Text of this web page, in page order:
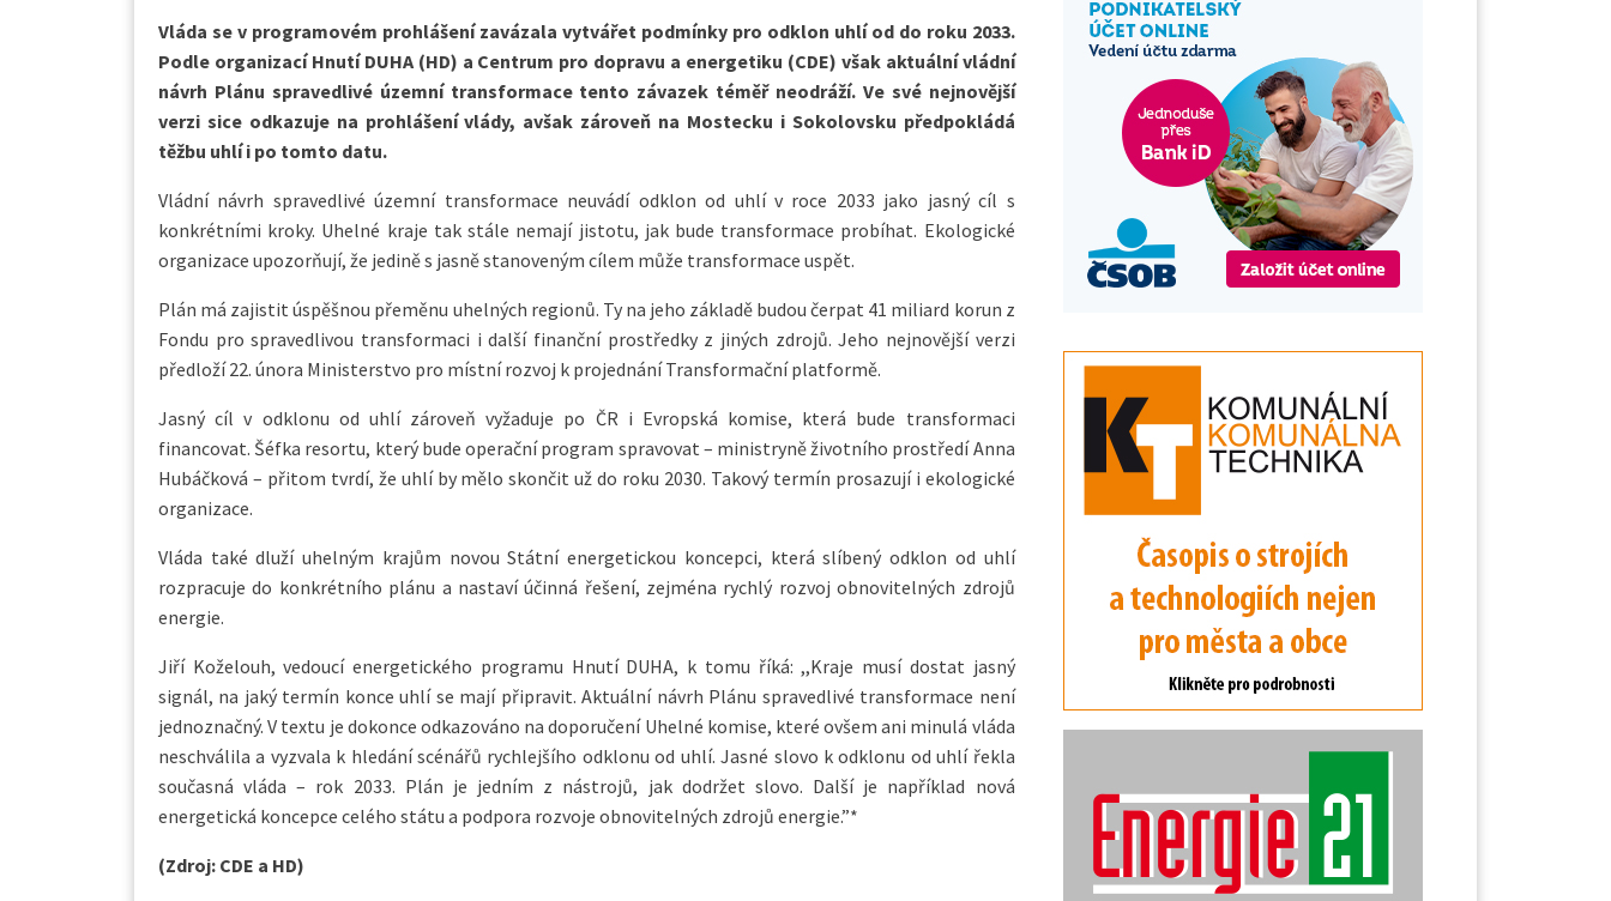
Vláda se v programovém prohlášení zavázala vytvářet podmínky pro odklon uhlí od do roku 2033.
Podle organizací Hnutí DUHA (HD) a Centrum pro dopravu a energetiku (CDE) však aktuální vládní
návrh Plánu spravedlivé územní transformace tento závazek téměř neodráží. Ve své nejnovější
verzi sice odkazuje na prohlášení vlády, avšak zároveň na Mostecku i Sokolovsku předpokládá
těžbu uhlí i po tomto datu.
Vládní návrh spravedlivé územní transformace neuvádí odklon od uhlí v roce 2033 jako jasný cíl s
konkrétními kroky. Uhelné kraje tak stále nemají jistotu, jak bude transformace probíhat. Ekologické
organizace upozorňují, že jedině s jasně stanoveným cílem může transformace uspět.
Plán má zajistit úspěšnou přeměnu uhelných regionů. Ty na jeho základě budou čerpat 41 miliard korun z
Fondu pro spravedlivou transformaci i další finanční prostředky z jiných zdrojů. Jeho nejnovější verzi
předloží 22. února Ministerstvo pro místní rozvoj k projednání Transformační platformě.
Jasný cíl v odklonu od uhlí zároveň vyžaduje po ČR i Evropská komise, která bude transformaci
financovat. Šéfka resortu, který bude operační program spravovat – ministryně životního prostředí Anna
Hubáčková – přitom tvrdí, že uhlí by mělo skončit už do roku 2030. Takový termín prosazují i ekologické
organizace.
Vláda také dluží uhelným krajům novou Státní energetickou koncepci, která slíbený odklon od uhlí
rozpracuje do konkrétního plánu a nastaví účinná řešení, zejména rychlý rozvoj obnovitelných zdrojů
energie.
Jiří Koželouh, vedoucí energetického programu Hnutí DUHA, k tomu říká: ,,Kraje musí dostat jasný
signál, na jaký termín konce uhlí se mají připravit. Aktuální návrh Plánu spravedlivé transformace není
jednoznačný. V textu je dokonce odkazováno na doporučení Uhelné komise, které ovšem ani minulá vláda
neschválila a vyzvala k hledání scénářů rychlejšího odklonu od uhlí. Jasné slovo k odklonu od uhlí řekla
současná vláda – rok 2033. Plán je jedním z nástrojů, jak dodržet slovo. Další je například nová
energetická koncepce celého státu a podpora rozvoje obnovitelných zdrojů energie.”*
(Zdroj: CDE a HD)